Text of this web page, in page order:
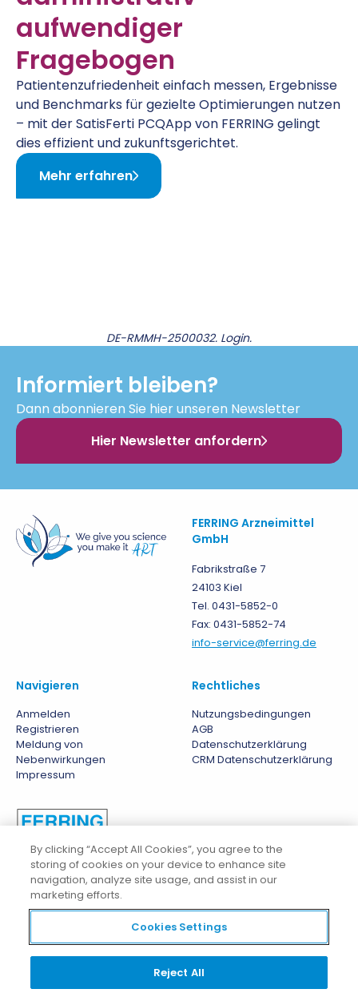
aufwendiger
Fragebogen
Patientenzufriedenheit einfach messen, Ergebnisse
und Benchmarks für gezielte Optimierungen nutzen
– mit der SatisFerti PCQApp von FERRING gelingt
dies effizient und zukunftsgerichtet.
Mehr erfahren
DE-RMMH-2500032. Login.
Informiert bleiben?
Dann abonnieren Sie hier unseren Newsletter
Hier Newsletter anfordern
FERRING Arzneimittel
GmbH
Fabrikstraße 7
24103 Kiel
Tel. 0431-5852-0
Fax: 0431-5852-74
info-service@ferring.de
Navigieren
Anmelden
Registrieren
Meldung von
Nebenwirkungen
Impressum
Rechtliches
Nutzungsbedingungen
AGB
Datenschutzerklärung
CRM Datenschutzerklärung
© Copyright 2026 FERRING Arzneimittel GmbH
Datenschutz CRM
Diese Website wird von Ferring B.V.
unterhalten, die allein für ihren
Dienstleistungsnamen sind
Zuletzt geändert: 30/11/2024
By clicking “Accept All Cookies”, you agree to the
storing of cookies on your device to enhance site
navigation, analyze site usage, and assist in our
marketing efforts.
Cookies Settings
Reject All